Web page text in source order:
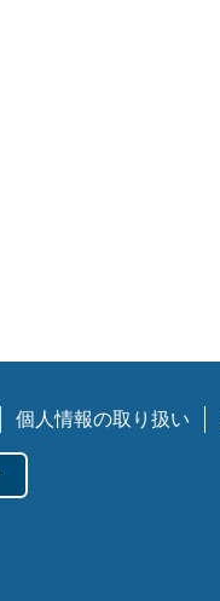
個人情報の取り扱い